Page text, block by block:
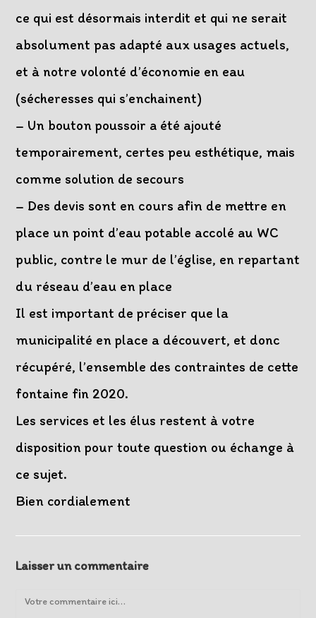
ce qui est désormais interdit et qui ne serait
absolument pas adapté aux usages actuels,
et à notre volonté d’économie en eau
(sécheresses qui s’enchainent)
– Un bouton poussoir a été ajouté
temporairement, certes peu esthétique, mais
comme solution de secours
– Des devis sont en cours afin de mettre en
place un point d’eau potable accolé au WC
public, contre le mur de l’église, en repartant
du réseau d’eau en place
Il est important de préciser que la
municipalité en place a découvert, et donc
récupéré, l’ensemble des contraintes de cette
fontaine fin 2020.
Les services et les élus restent à votre
disposition pour toute question ou échange à
ce sujet.
Bien cordialement
Laisser un commentaire
Comment